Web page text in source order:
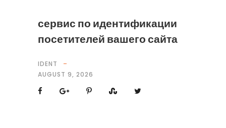
сервис по идентификации
посетителей вашего сайта
IDENT
AUGUST 9, 2026